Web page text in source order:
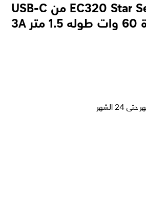
ديفيا كابل EC320 Star Series من USB-C
الي USB-C بقوة 60 وات طوله 1.5 متر 3A